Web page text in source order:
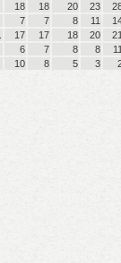
18 18 20 23
7 7 8 11
17 17 18 20
6 7 8 8
10 8 5 3